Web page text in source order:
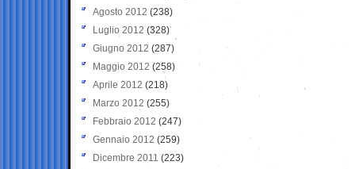
Agosto 2012 (238)
Luglio 2012 (328)
Giugno 2012 (287)
Maggio 2012 (258)
Aprile 2012 (218)
Marzo 2012 (255)
Febbraio 2012 (247)
Gennaio 2012 (259)
Dicembre 2011 (223)